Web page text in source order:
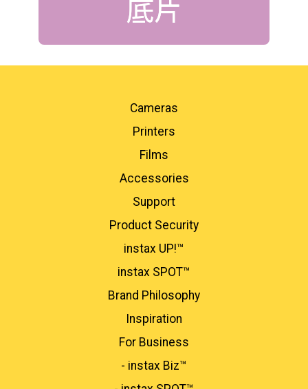
底片
底片
Cameras
Printers
Films
Accessories
Support
Product Security
instax UP!™
instax SPOT™
Brand Philosophy
Inspiration
For Business​
- instax Biz™